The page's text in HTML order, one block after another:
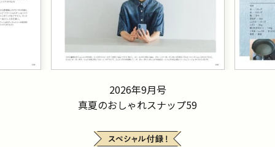
2026年9月号
真夏のおしゃれスナップ59